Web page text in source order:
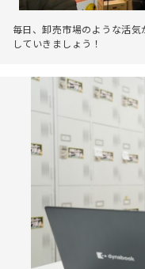
毎日、卸売市場のような活
していきましょう！